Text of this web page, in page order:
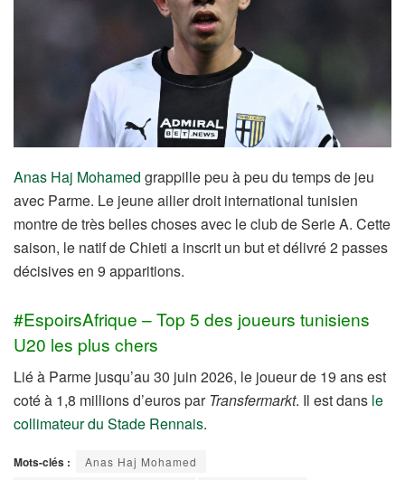
Anas Haj Mohamed grappille peu à peu du temps de jeu
avec Parme. Le jeune ailier droit international tunisien
montre de très belles choses avec le club de Serie A. Cette
saison, le natif de Chieti a inscrit un but et délivré 2 passes
décisives en 9 apparitions.
#EspoirsAfrique – Top 5 des joueurs tunisiens
U20 les plus chers
Lié à Parme jusqu’au 30 juin 2026, le joueur de 19 ans est
coté à 1,8 millions d’euros par Transfermarkt. Il est dans le
collimateur du Stade Rennais.
Mots-clés :
Anas Haj Mohamed